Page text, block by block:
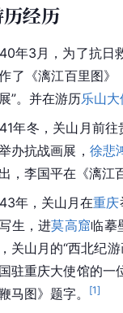
经历
年3月，为了抗日
了《漓江百里图》
”。并在游历乐山大
年冬，关山月前
办抗战画展， 徐悲
，李国平在《漓江
年，关山月在重庆
生 ，进莫高窟临摹
关山月的“西北纪
驻重庆大使馆的一
鞭马图》题字。
[1]